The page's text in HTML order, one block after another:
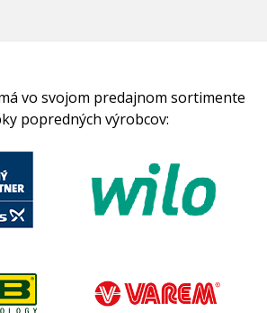
vo svojom predajnom sortimente
popredných výrobcov: